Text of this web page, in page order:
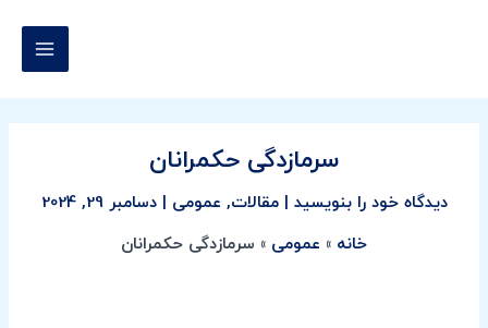
سرمازدگی حکمرانان
دیدگاه‌ خود را بنویسید |مقالات, عمومی |دسامبر 29, 2024
خانه
عمومی سرمازدگی حکمرانان